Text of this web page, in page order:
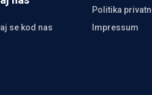
Politika
se kod nas
Impressum